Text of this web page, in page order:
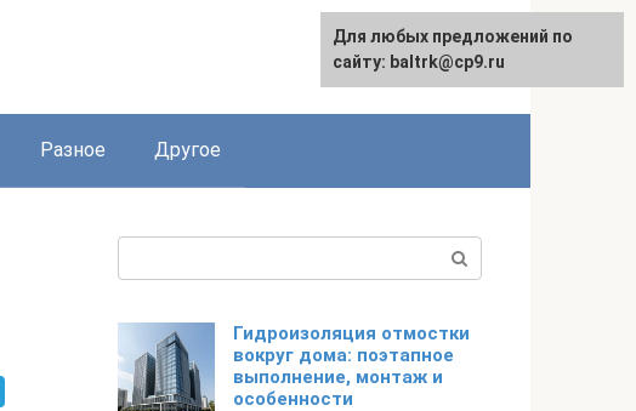
English
Разное Другое
Гидроизоляция отмостки
вокруг дома: поэтапное
выполнение, монтаж и
особенности
Для любых предложений по
сайту: baltrk@cp9.ru